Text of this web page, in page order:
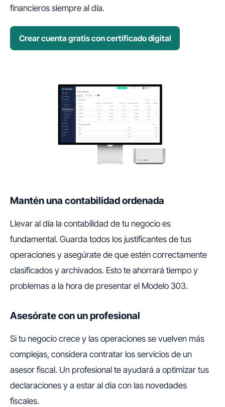
financieros siempre al día.
Crear cuenta gratis con certificado digital
Mantén una contabilidad ordenada
Llevar al día la contabilidad de tu negocio es
fundamental. Guarda todos los justificantes de tus
operaciones y asegúrate de que estén correctamente
clasificados y archivados. Esto te ahorrará tiempo y
problemas a la hora de presentar el Modelo 303.
Asesórate con un profesional
Si tu negocio crece y las operaciones se vuelven más
complejas, considera contratar los servicios de un
asesor fiscal. Un profesional te ayudará a optimizar tus
declaraciones y a estar al día con las novedades
fiscales.